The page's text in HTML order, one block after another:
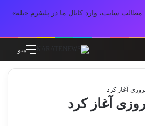
سایت، وارد کانال ما در پلتفرم «بله»
منو
آغاز کرد
آغاز کرد